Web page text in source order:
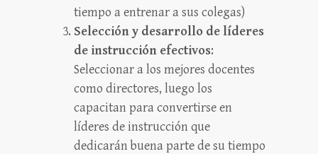
tiempo a entrenar a sus colegas)
Selección y desarrollo de líderes
de instrucción efectivos:
Seleccionar a los mejores docentes
como directores, luego los
capacitan para convertirse en
líderes de instrucción que
dedicarán buena parte de su tiempo